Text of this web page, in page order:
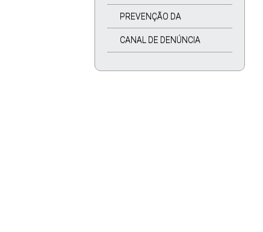
PREVENÇÃO DA
CORRUPÇÃO
CANAL DE DENÚNCIA